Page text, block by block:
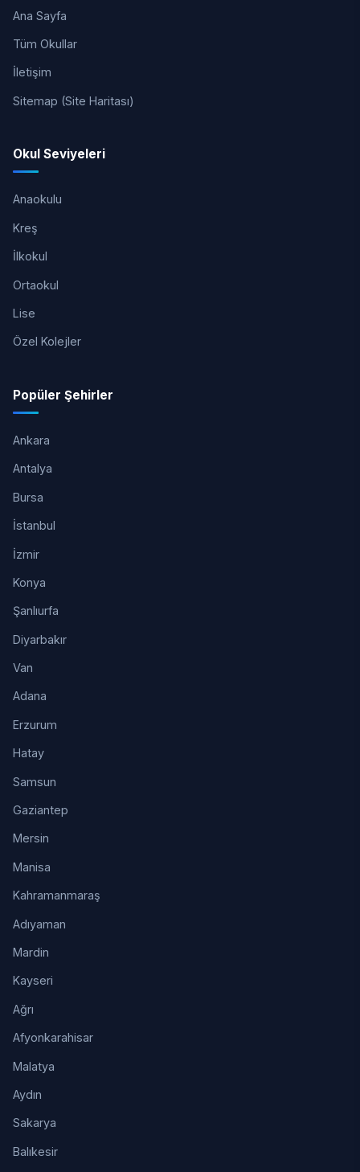
Ana Sayfa
Tüm Okullar
İletişim
Sitemap (Site Haritası)
Okul Seviyeleri
Anaokulu
Kreş
İlkokul
Ortaokul
Lise
Özel Kolejler
Popüler Şehirler
Ankara
Antalya
Bursa
İstanbul
İzmir
Konya
Şanlıurfa
Diyarbakır
Van
Adana
Erzurum
Hatay
Samsun
Gaziantep
Mersin
Manisa
Kahramanmaraş
Adıyaman
Mardin
Kayseri
Ağrı
Afyonkarahisar
Malatya
Aydın
Sakarya
Balıkesir